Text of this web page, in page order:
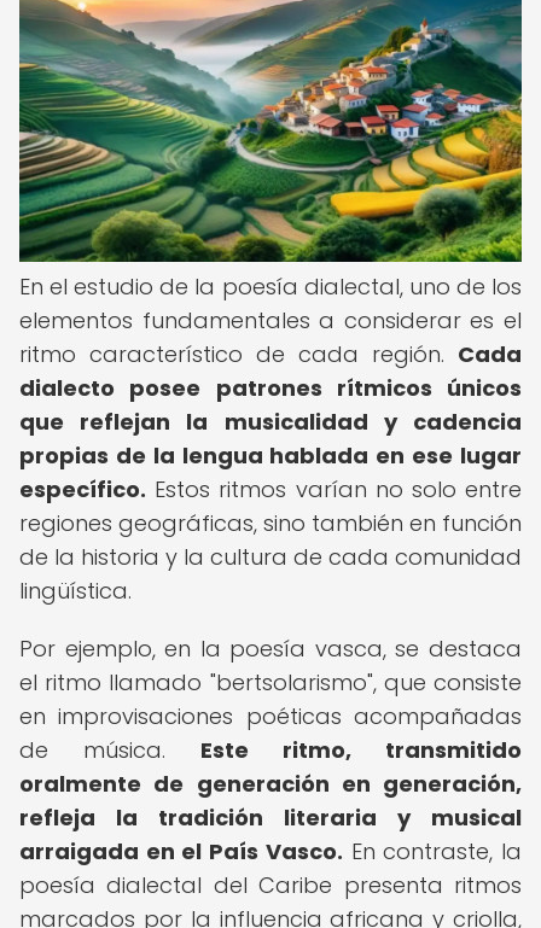
En el estudio de la poesía dialectal, uno de los
elementos fundamentales a considerar es el
ritmo característico de cada región. Cada
dialecto posee patrones rítmicos únicos
que reflejan la musicalidad y cadencia
propias de la lengua hablada en ese lugar
específico. Estos ritmos varían no solo entre
regiones geográficas, sino también en función
de la historia y la cultura de cada comunidad
lingüística.
Por ejemplo, en la poesía vasca, se destaca
el ritmo llamado "bertsolarismo", que consiste
en improvisaciones poéticas acompañadas
de música. Este ritmo, transmitido
oralmente de generación en generación,
refleja la tradición literaria y musical
arraigada en el País Vasco. En contraste, la
poesía dialectal del Caribe presenta ritmos
marcados por la influencia africana y criolla,